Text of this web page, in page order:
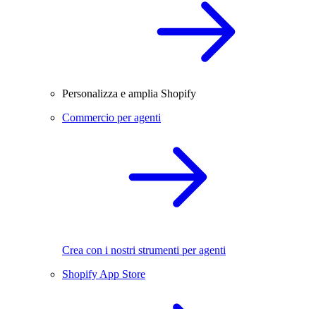
Personalizza e amplia Shopify
Commercio per agenti
Crea con i nostri strumenti per agenti
Shopify App Store